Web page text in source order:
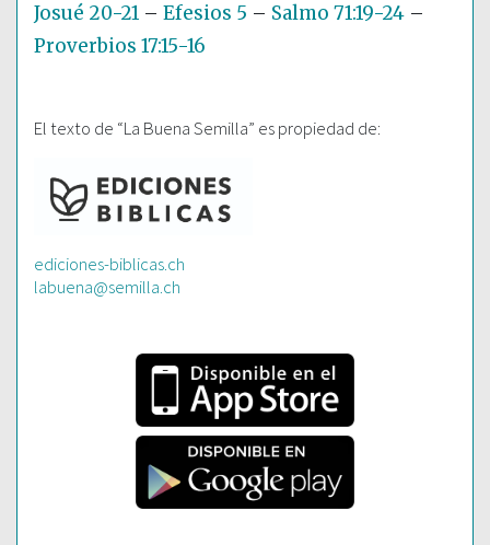
Josué 20-21 – Efesios 5 – Salmo 71:19-24 –
Proverbios 17:15-16
El texto de “La Buena Semilla” es propiedad de:
ediciones-biblicas.ch
labuena@semilla.ch